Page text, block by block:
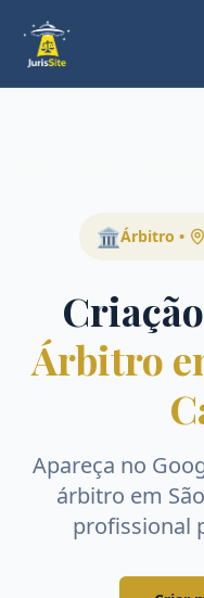
🏛️Árbitro •
Árbitro
Apareça no
árbitro em
profissional